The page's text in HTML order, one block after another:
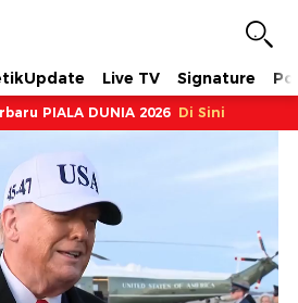
Live TV Signature
PIALA DUNIA 2026 Di Sini